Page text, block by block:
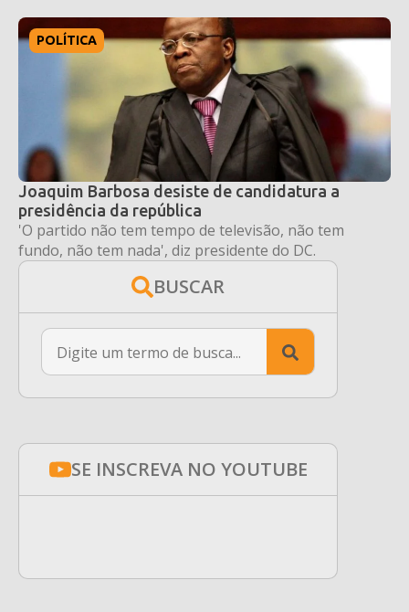
POLÍTICA
Joaquim Barbosa desiste de candidatura a
presidência da república
'O partido não tem tempo de televisão, não tem
fundo, não tem nada', diz presidente do DC.
BUSCAR
Search
SE INSCREVA NO YOUTUBE